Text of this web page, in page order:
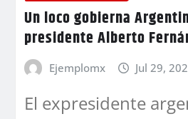
Un loco gobierna
presidente Alberto
Ejemplomx Jul 29,
El expresidente